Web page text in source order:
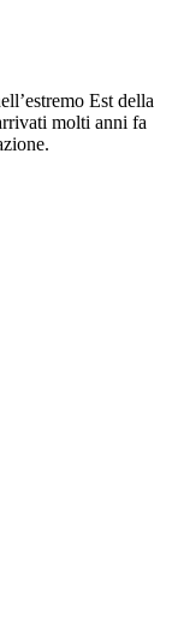
Est della
molti anni fa